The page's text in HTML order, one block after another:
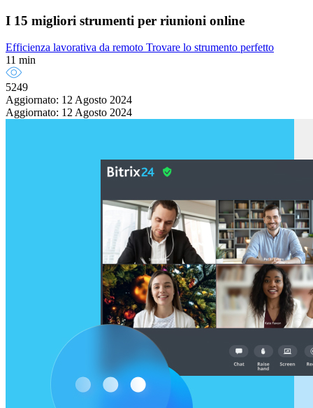
I 15 migliori strumenti per riunioni online
Efficienza lavorativa da remoto Trovare lo strumento perfetto
11 min
5249
Aggiornato: 12 Agosto 2024
Aggiornato: 12 Agosto 2024